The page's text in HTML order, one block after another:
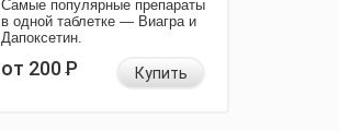
Самые популярные препараты
в одной таблетке — Виагра и
Дапоксетин.
от 200Р Купить